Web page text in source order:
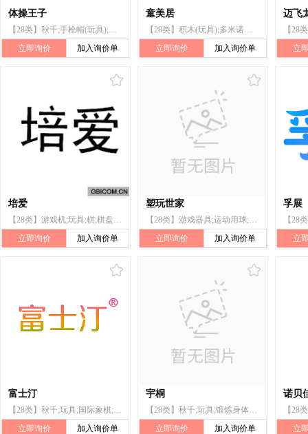
体操王子
【28类】秋千;手枪帽(玩具);骰子;运动球类;压力器;靶;雪橇;游泳池(娱乐用);拳击手套;钓鱼用抄网
立即询价
加入询价单
童美居
【28类】积木(玩具);多米诺骨牌;拼图玩具;圣诞树架;棋;滑梯(玩具);运动用球;室内游戏玩具;玩具小屋;秋千
立即询价
加入询价单
迈飞
立
培爱
【28类】游戏机;玩具;棋;棋盘;纸牌;运动球类;锻炼身体器械;体育活动器械;旱冰鞋;秋千
立即询价
加入询价单
塑玩世家
【28类】游戏器具;运动用球;玩具;积木（玩具）;室内游戏玩具;冲浪板;秋千;摇摆木马;滑梯（玩具）;游泳池（娱乐用品）
立即询价
加入询价单
孚展
立
富士汀
【28类】秋千;玩具;国际象棋;体育活动用球;锻炼身体器械;箭弓;冲浪板;拳击手套
立即询价
加入询价单
宇桐
【28类】秋千;玩具;锻炼身体器械;射箭用器具;体育活动器械;钓鱼钩;人造钓鱼饵;钓鱼线;钓鱼竿;钓鱼用具
立即询价
加入询价单
诺贝
立